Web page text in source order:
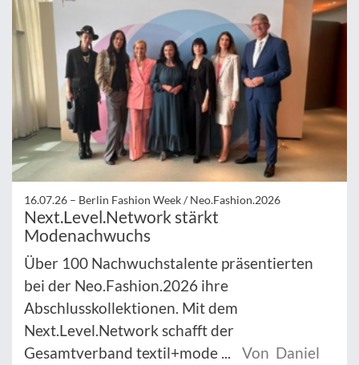
16.07.26 – Berlin Fashion Week / Neo.Fashion.2026
Next.Level.Network stärkt
Modenachwuchs
Über 100 Nachwuchstalente präsentierten
bei der Neo.Fashion.2026 ihre
Abschlusskollektionen. Mit dem
Next.Level.Network schafft der
Gesamtverband textil+mode ...
Von Daniel